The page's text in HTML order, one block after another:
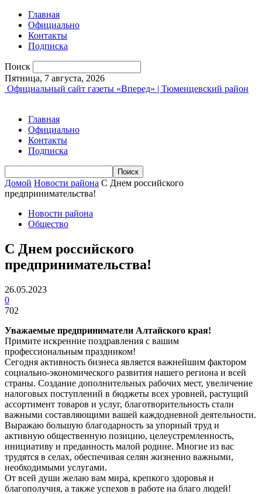
Главная
Официально
Контакты
Подписка
Поиск
Пятница, 7 августа, 2026
Официальный сайт газеты «Вперед» | Тюменцевский район
Главная
Официально
Контакты
Подписка
Домой Новости района С Днем российского
предпринимательства!
Новости района
Общество
С Днем российского
предпринимательства!
26.05.2023
0
702
Уважаемые предприниматели Алтайского края!
Примите искренние поздравления с вашим
профессиональным праздником!
Сегодня активность бизнеса является важнейшим фактором
социально-экономического развития нашего региона и всей
страны. Создание дополнительных рабочих мест, увеличение
налоговых поступлений в бюджеты всех уровней, растущий
ассортимент товаров и услуг, благотворительность стали
важными составляющими вашей каждодневной деятельности.
Выражаю большую благодарность за упорный труд и
активную общественную позицию, целеустремленность,
инициативу и преданность малой родине. Многие из вас
трудятся в селах, обеспечивая селян жизненно важными,
необходимыми услугами.
От всей души желаю вам мира, крепкого здоровья и
благополучия, а также успехов в работе на благо людей!